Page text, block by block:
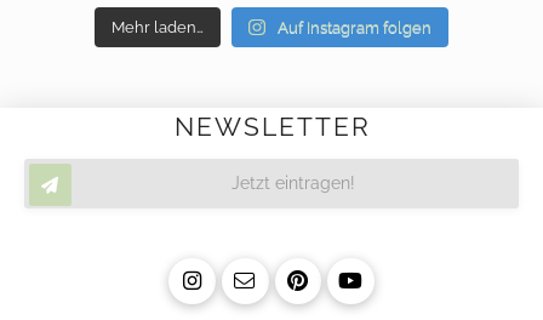
Mehr laden… Auf Instagram folgen
NEWSLETTER
Jetzt eintragen!